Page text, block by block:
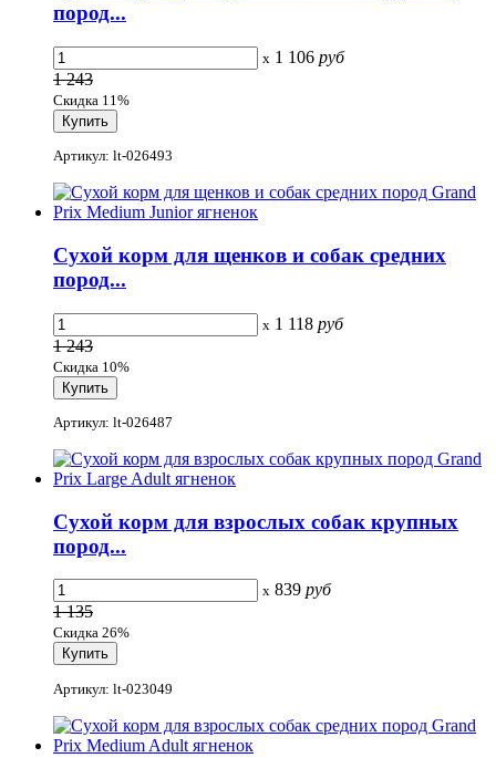
пород...
x 1 106 руб
1 243
Скидка 11%
Артикул: lt-026493
Сухой корм для щенков и собак средних
пород...
x 1 118 руб
1 243
Скидка 10%
Артикул: lt-026487
Сухой корм для взрослых собак крупных
пород...
x 839 руб
1 135
Скидка 26%
Артикул: lt-023049